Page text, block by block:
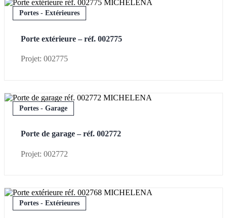
Portes - Extérieures
Porte extérieure – réf. 002775
Projet: 002775
Portes - Garage
Porte de garage – réf. 002772
Projet: 002772
Portes - Extérieures